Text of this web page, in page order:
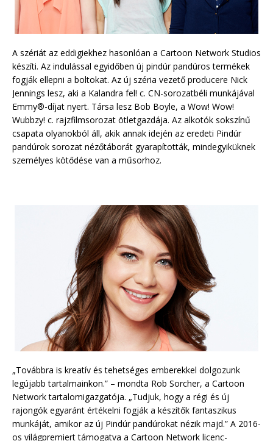
A szériát az eddigiekhez hasonlóan a Cartoon Network Studios
készíti. Az indulással egyidőben új pindúr pandúros termékek
fogják ellepni a boltokat. Az új széria vezető producere Nick
Jennings lesz, aki a Kalandra fel! c. CN-sorozatbéli munkájával
Emmy®-díjat nyert. Társa lesz Bob Boyle, a Wow! Wow!
Wubbzy! c. rajzfilmsorozat ötletgazdája. Az alkotók sokszínű
csapata olyanokból áll, akik annak idején az eredeti Pindúr
pandúrok sorozat nézőtáborát gyarapították, mindegyiküknek
személyes kötődése van a műsorhoz.
„Továbbra is kreatív és tehetséges emberekkel dolgozunk
legújabb tartalmainkon.” – mondta Rob Sorcher, a Cartoon
Network tartalomigazgatója. „Tudjuk, hogy a régi és új
rajongók egyaránt értékelni fogják a készítők fantaszikus
munkáját, amikor az új Pindúr pandúrokat nézik majd.” A 2016-
os világpremiert támogatva a Cartoon Network licenc-